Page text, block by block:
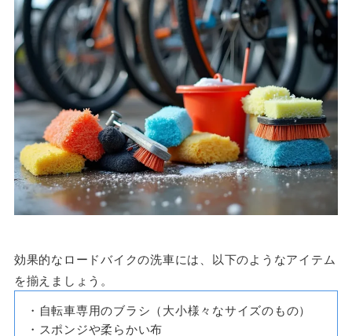
効果的なロードバイクの洗車には、以下のようなアイテム
を揃えましょう。
・自転車専用のブラシ（大小様々なサイズのもの）
・スポンジや柔らかい布